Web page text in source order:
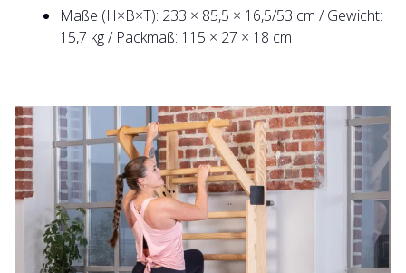
Maße (H×B×T): 233 × 85,5 × 16,5/53 cm / Gewicht:
15,7 kg / Packmaß: 115 × 27 × 18 cm